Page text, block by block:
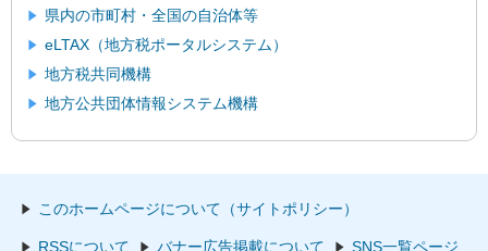
県内の市町村・全国の自治体等
eLTAX（地方税ポータルシステム）
地方税共同機構
地方公共団体情報システム機構
このホームページについて（サイトポリシー）
RSSについて バナー広告掲載について SNS一覧ページ